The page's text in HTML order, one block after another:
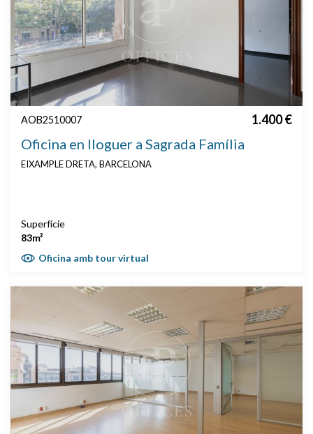
AOB2510007 1.400 €
Oficina en lloguer a Sagrada Família
EIXAMPLE DRETA, BARCELONA
Superfície
83m²
Oficina amb tour virtual